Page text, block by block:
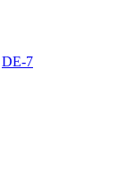
DE-7